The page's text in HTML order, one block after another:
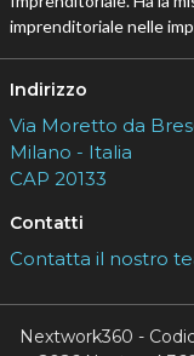
imprenditoriale nelle
Indirizzo
Via Moretto da
Milano - Italia
CAP 20133
Contatti
Contatta il nostro
Nextwork360 -